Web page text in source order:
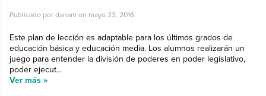
Publicado por danam on mayo 23, 2016
Este plan de lección es adaptable para los últimos grados de
educación básica y educación media. Los alumnos realizarán un
juego para entender la división de poderes en poder legislativo,
poder ejecut...
Ver más »